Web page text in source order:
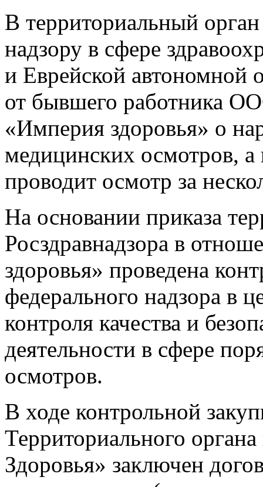
В территориальный
надзору в сфере
и Еврейской автономной
от бывшего работника
«Империя здоровья» о
медицинских осмотров,
проводит осмотр за
На основании приказа
Росздравнадзора в
здоровья» проведена
федерального надзора в
контроля качества и
деятельности в сфере
осмотров.
В ходе контрольной
Территориального
Здоровья» заключен